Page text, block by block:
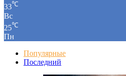
33℃
Вс
25℃
Пн
Популярные
Последний